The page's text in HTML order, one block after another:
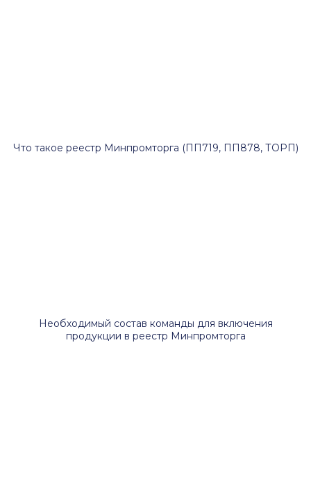
Что такое реестр Минпромторга (ПП719, ПП878, ТОРП)
Необходимый состав команды для включения
продукции в реестр Минпромторга